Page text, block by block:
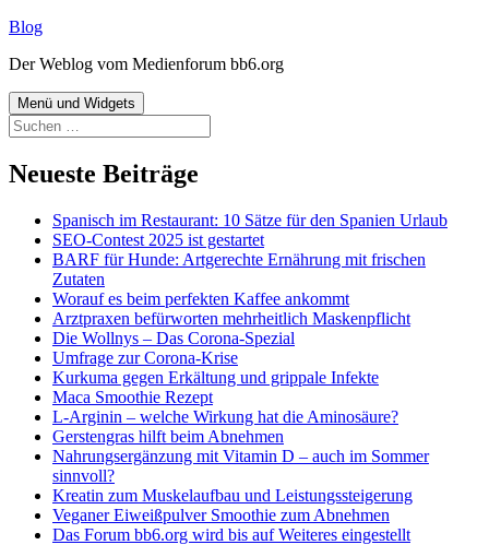
Zum
springen
Blog
Der Weblog vom Medienforum bb6.org
Menü und Widgets
Suchen
nach:
Neueste Beiträge
Spanisch im Restaurant: 10 Sätze für den Spanien Urlaub
SEO-Contest 2025 ist gestartet
BARF für Hunde: Artgerechte Ernährung mit frischen
Zutaten
Worauf es beim perfekten Kaffee ankommt
Arztpraxen befürworten mehrheitlich Maskenpflicht
Die Wollnys – Das Corona-Spezial
Umfrage zur Corona-Krise
Kurkuma gegen Erkältung und grippale Infekte
Maca Smoothie Rezept
L-Arginin – welche Wirkung hat die Aminosäure?
Gerstengras hilft beim Abnehmen
Nahrungsergänzung mit Vitamin D – auch im Sommer
sinnvoll?
Kreatin zum Muskelaufbau und Leistungssteigerung
Veganer Eiweißpulver Smoothie zum Abnehmen
Das Forum bb6.org wird bis auf Weiteres eingestellt